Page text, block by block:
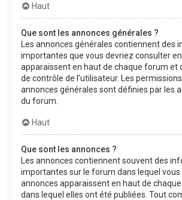
Haut
Que sont les annonces générales ?
Les annonces générales contiennent des
importantes que vous devriez consulter
apparaissent en haut de chaque forum et
de contrôle de l’utilisateur. Les
annonces générales sont définies par les
du forum.
Haut
Que sont les annonces ?
Les annonces contiennent souvent des
importantes sur le forum dans lequel vous
annonces apparaissent en haut de
dans lequel elles ont été publiées. Tout